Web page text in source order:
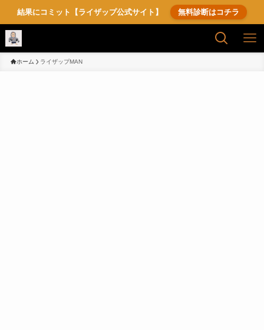
結果にコミット【ライザップ公式サイト】 無料診断はコチラ
ホーム ライザップMAN